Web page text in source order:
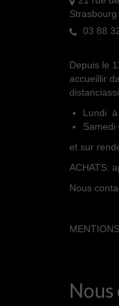
03 88
Depuis le
accueillir
Lundi à
Samedi
et sur
ACHATS:
Nous